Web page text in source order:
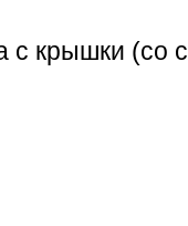
с крышки (со